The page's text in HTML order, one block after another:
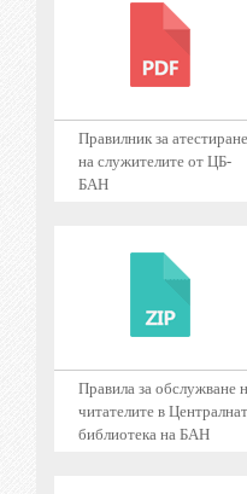
Правилник за атестиране
на служителите от ЦБ-
БАН
Правила за обслужване
читателите в
библиотека на БАН